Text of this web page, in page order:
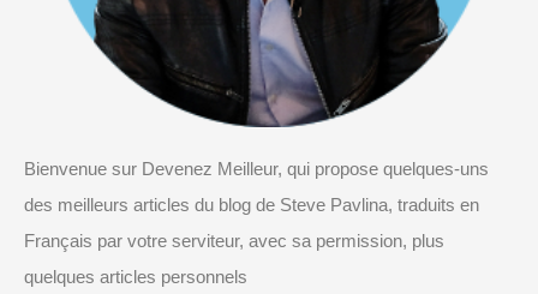
Bienvenue sur Devenez Meilleur, qui propose quelques-uns
des meilleurs articles du blog de Steve Pavlina, traduits en
Français par votre serviteur, avec sa permission, plus
quelques articles personnels